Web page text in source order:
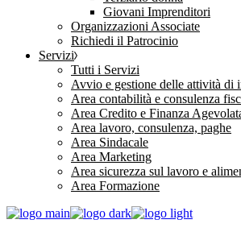
Giovani Imprenditori
Organizzazioni Associate
Richiedi il Patrocinio
Servizi
Tutti i Servizi
Avvio e gestione delle attività di
Area contabilità e consulenza
Area Credito e Finanza
Area lavoro, consulenza, paghe
Area Sindacale
Area Marketing
Area sicurezza sul lavoro e
Area Formazione